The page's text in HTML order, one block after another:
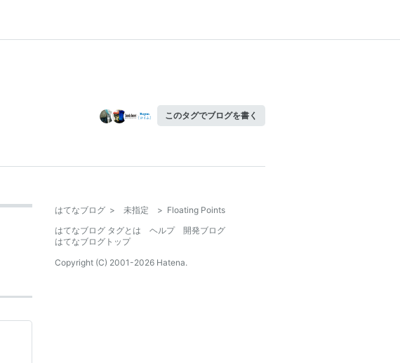
このタグでブログを書く
はてなブログ > 未指定 > Floating Points
はてなブログ タグとは
ヘルプ
開発ブログ
はてなブログトップ
Copyright (C) 2001-2026 Hatena.